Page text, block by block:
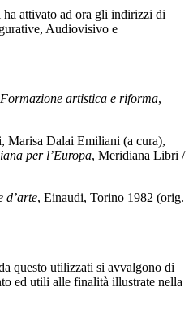
attivato ad ora gli indirizzi di
Audiovisivo e
artistica e riforma,
Marisa Dalai Emiliani (a cura),
per l’Europa, Meridiana Libri /
d’arte, Einaudi, Torino 1982 (orig.
questo utilizzati si avvalgono di
ed utili alle finalità illustrate nella